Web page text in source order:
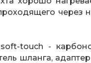
через
touch -
шланга,